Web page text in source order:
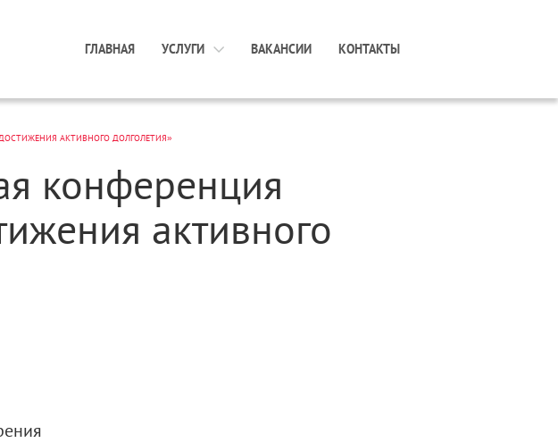
ГЛАВНАЯ УСЛУГИ ВАКАНСИИ КОНТАКТЫ
АКТИВНОГО ДОЛГОЛЕТИЯ»
конференция
активного